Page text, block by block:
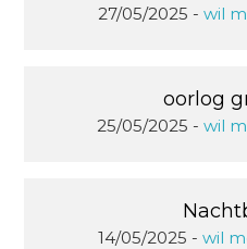
27/05/2025 - wil
oorlog
25/05/2025 - wil
14/05/2025 - wil